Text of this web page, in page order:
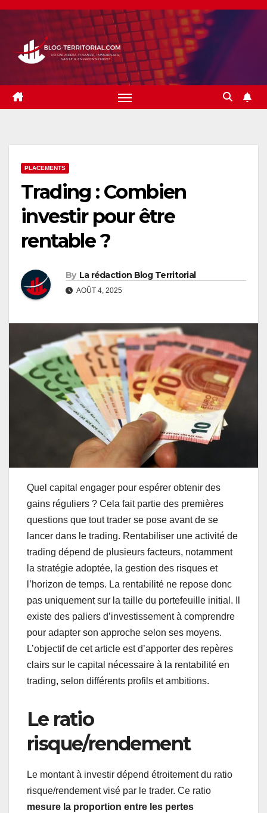
Skip
content
PLACEMENTS
Trading : Combien
investir pour être
rentable ?
By La rédaction Blog Territorial
AOÛT 4, 2025
Quel capital engager pour espérer obtenir des
gains réguliers ? Cela fait partie des premières
questions que tout trader se pose avant de se
lancer dans le trading. Rentabiliser une activité de
trading dépend de plusieurs facteurs, notamment
la stratégie adoptée, la gestion des risques et
l’horizon de temps. La rentabilité ne repose donc
pas uniquement sur la taille du portefeuille initial. Il
existe des paliers d’investissement à comprendre
pour adapter son approche selon ses moyens.
L’objectif de cet article est d’apporter des repères
clairs sur le capital nécessaire à la rentabilité en
trading, selon différents profils et ambitions.
Le ratio
risque/rendement
Le montant à investir dépend étroitement du ratio
risque/rendement visé par le trader. Ce ratio
mesure la proportion entre les pertes